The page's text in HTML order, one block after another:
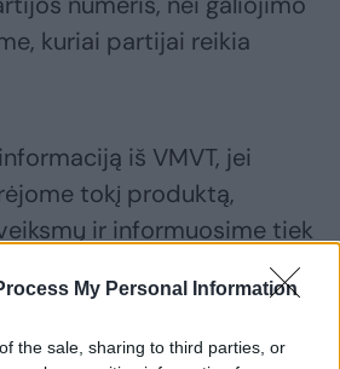
My Personal Information
the sale, sharing to third parties, or
kuriai partijai reikia
iš VMVT, jei
tokį produktą,
ir informuosime tiek
tinklo „Norfa“